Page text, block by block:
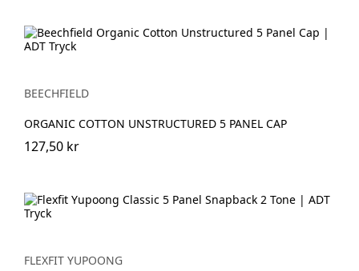
BEECHFIELD
ORGANIC COTTON UNSTRUCTURED 5 PANEL CAP
127,50 kr
FLEXFIT YUPOONG